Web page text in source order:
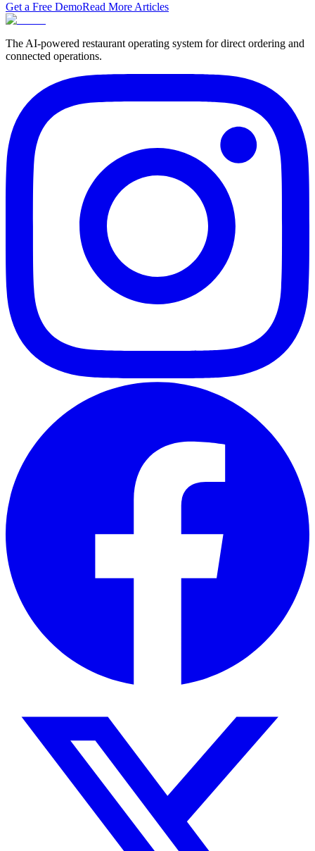
Get a Free DemoRead More Articles
The AI-powered restaurant operating system for direct ordering and
connected operations.